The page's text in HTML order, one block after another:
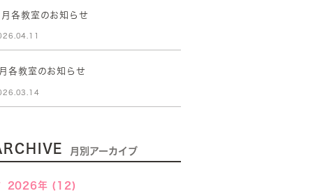
月各教室のお知らせ
各教室のお知らせ
月別アーカイブ
2026年 (12)